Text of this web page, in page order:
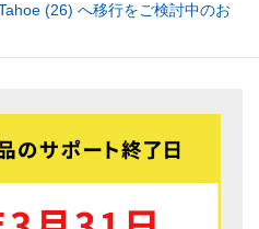
(26) へ移行をご検討中のお